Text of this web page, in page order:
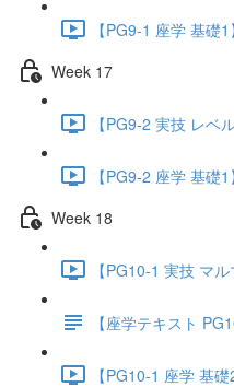
【PG9-1 座学 基礎
Week 17
【PG9-2 実技 レベ
【PG9-2 座学 基礎
Week 18
【PG10-1 実技 マ
【座学テキスト
【PG10-1 座学 基